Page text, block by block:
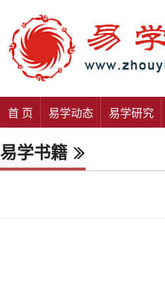
首 页 易学动态 易学研究
易学书籍